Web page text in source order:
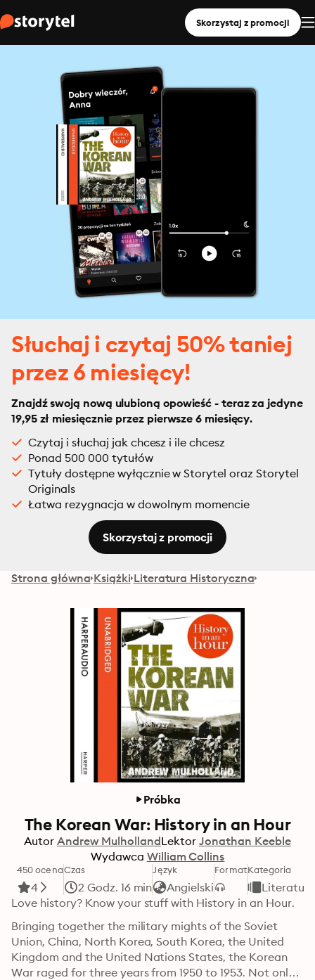
Skorzystaj z promocji
Słuchaj i czytaj 50% taniej
przez 6 miesięcy!
Znajdź swoją nową ulubioną opowieść - teraz za jedyne
19,95 zł miesięcznie przez pierwsze 6 miesięcy.
Czytaj i słuchaj jak chcesz i ile chcesz
Ponad 500 000 tytułów
Tytuły dostępne wyłącznie w Storytel oraz Storytel
Originals
Łatwa rezygnacja w dowolnym momencie
Skorzystaj z promocji
Strona główna Książki Literatura Historyczna
Próbka
The Korean War: History in an Hour
Autor Andrew MulhollandLektor Jonathan Keeble
Wydawca William Collins
450 ocena
4
Czas
2 Godz. 16 min
Język
Angielski
FormatKategoria
Love history? Know your stuff with History in an Hour.
Bringing together the military mights of the Soviet
Union, China, North Korea, South Korea, the United
Kingdom and the United Nations States, the Korean
War raged for three years from 1950 to 1953. Not only